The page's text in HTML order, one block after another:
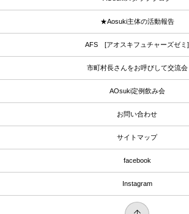
★Aosuki主体の活動報告
AFS [アオスキフュチャーズゼミ]
市町村長さんをお呼びして交流会
AOsuki定例飲み会
お問い合わせ
サイトマップ
facebook
Instagram